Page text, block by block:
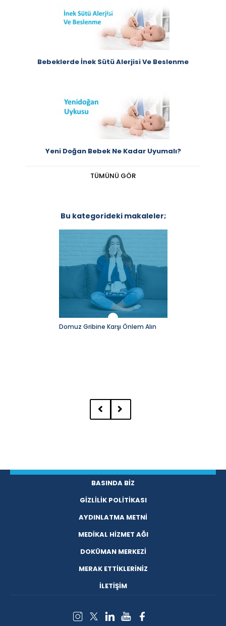
Bebeklerde İnek Sütü Alerjisi Ve Beslenme
Yeni Doğan Bebek Ne Kadar Uyumalı?
TÜMÜNÜ GÖR
Bu kategorideki makaleler;
Domuz Gribine Karşı Önlem Alın
BASINDA BİZ
GİZLİLİK POLİTİKASI
AYDINLATMA METNİ
MEDİKAL HİZMET AĞI
DOKÜMAN MERKEZİ
MERAK ETTİKLERİNİZ
İLETİŞİM